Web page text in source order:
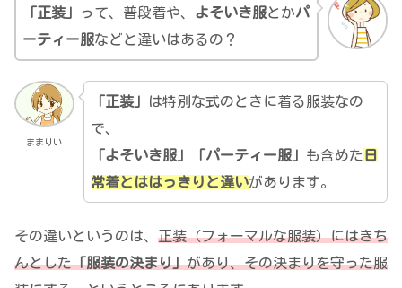
「正装」 って、普段着や、 よそいき服とかパ
ーティー服などと違いはあるの？
ままりい
「正装」
は特別な式のときに着る服装なの
で、
「よそいき服」「パーティー服」 も含めた 日
常着とははっきりと違いがあります。
その違いというのは、 正装（フォーマルな服装）にはきち
んとした「服装の決まり」があり、その決まりを守った服